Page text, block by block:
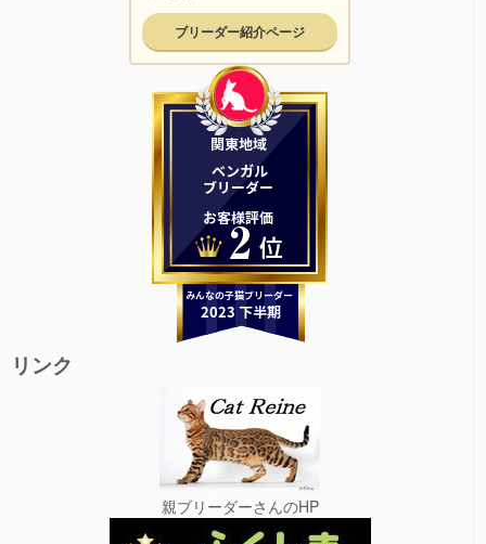
ブリーダー紹介ページ
リンク
親ブリーダーさんのHP